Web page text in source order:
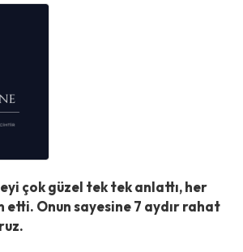
çok güzel tek tek anlattı, her
etti. Onun sayesine 7 aydır rahat